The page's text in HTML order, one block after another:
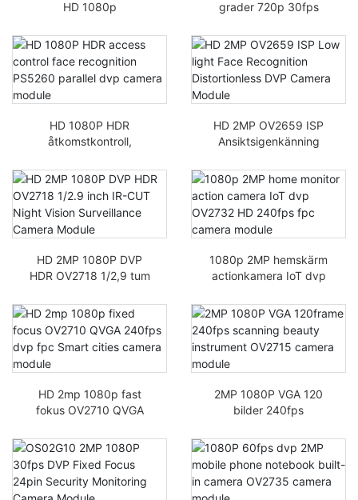
HD 1080p
Tillverkare av
säkerhetskameramodul
er
grader 720p 30fps
dul HDR-kameramodul
HD 1080P HDR
åtkomstkontroll,
PS5260 parallell dvp-
kameramodul
HD 2MP OV2659 ISP
Ansiktsigenkänning
Förvrängningsfri DVP-
kameramodul
HD 2MP 1080P DVP
HDR OV2718 1/2,9 tum
Nattvisionsövervakning
skameramodul
1080p 2MP hemskärm
actionkamera IoT dvp
kameramodul
HD 2mp 1080p fast
fokus OV2710 QVGA
cities kameramodul
2MP 1080P VGA 120
bilder 240fps
OV2715 kameramodul